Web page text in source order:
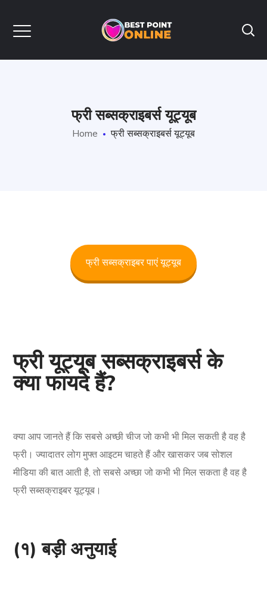
फ्री सब्सक्राइबर्स यूट्यूब
Home फ्री सब्सक्राइबर्स यूट्यूब
फ्री सब्सक्राइबर पाएं यूट्यूब
फ्री यूट्यूब सब्सक्राइबर्स के
क्या फायदे हैं?
क्या आप जानते हैं कि सबसे अच्छी चीज जो कभी भी मिल सकती है वह है
फ्री। ज्यादातर लोग मुफ्त आइटम चाहते हैं और खासकर जब सोशल
मीडिया की बात आती है, तो सबसे अच्छा जो कभी भी मिल सकता है वह है
फ्री सब्सक्राइबर यूट्यूब।
(१) बड़ी अनुयाई